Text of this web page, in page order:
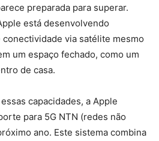
preparada para superar.
está desenvolvendo
via satélite mesmo
um espaço fechado, como um
de casa.
capacidades, a Apple
para 5G NTN (redes não
ano. Este sistema combina